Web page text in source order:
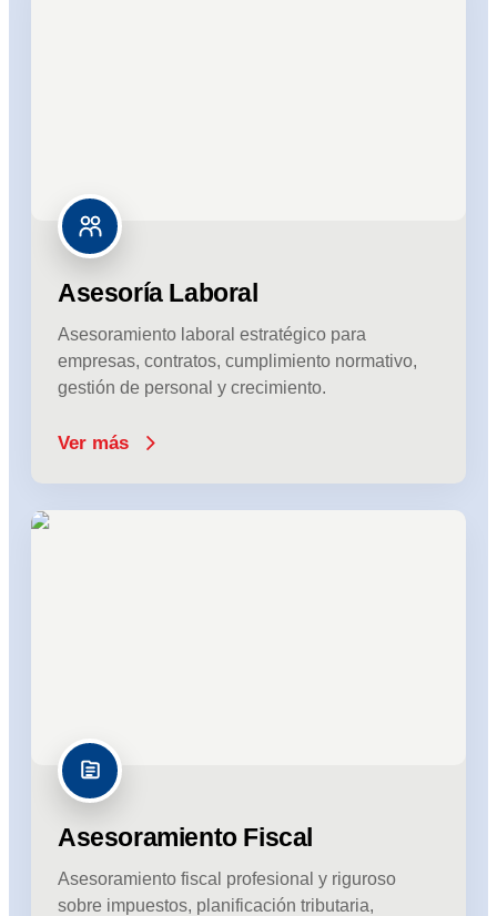
Asesoría Laboral
Asesoramiento laboral estratégico para
empresas, contratos, cumplimiento normativo,
gestión de personal y crecimiento.
Ver más
Asesoramiento Fiscal
Asesoramiento fiscal profesional y riguroso
sobre impuestos, planificación tributaria,